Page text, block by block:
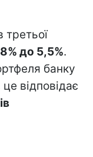
третьої
до 5,5%.
банку
відповідає